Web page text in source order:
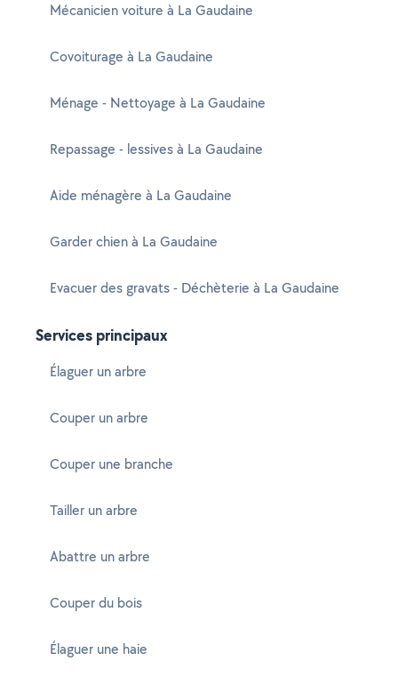
Mécanicien voiture à La Gaudaine
Covoiturage à La Gaudaine
Ménage - Nettoyage à La Gaudaine
Repassage - lessives à La Gaudaine
Aide ménagère à La Gaudaine
Garder chien à La Gaudaine
Evacuer des gravats - Déchèterie à La Gaudaine
Services principaux
Élaguer un arbre
Couper un arbre
Couper une branche
Tailler un arbre
Abattre un arbre
Couper du bois
Élaguer une haie